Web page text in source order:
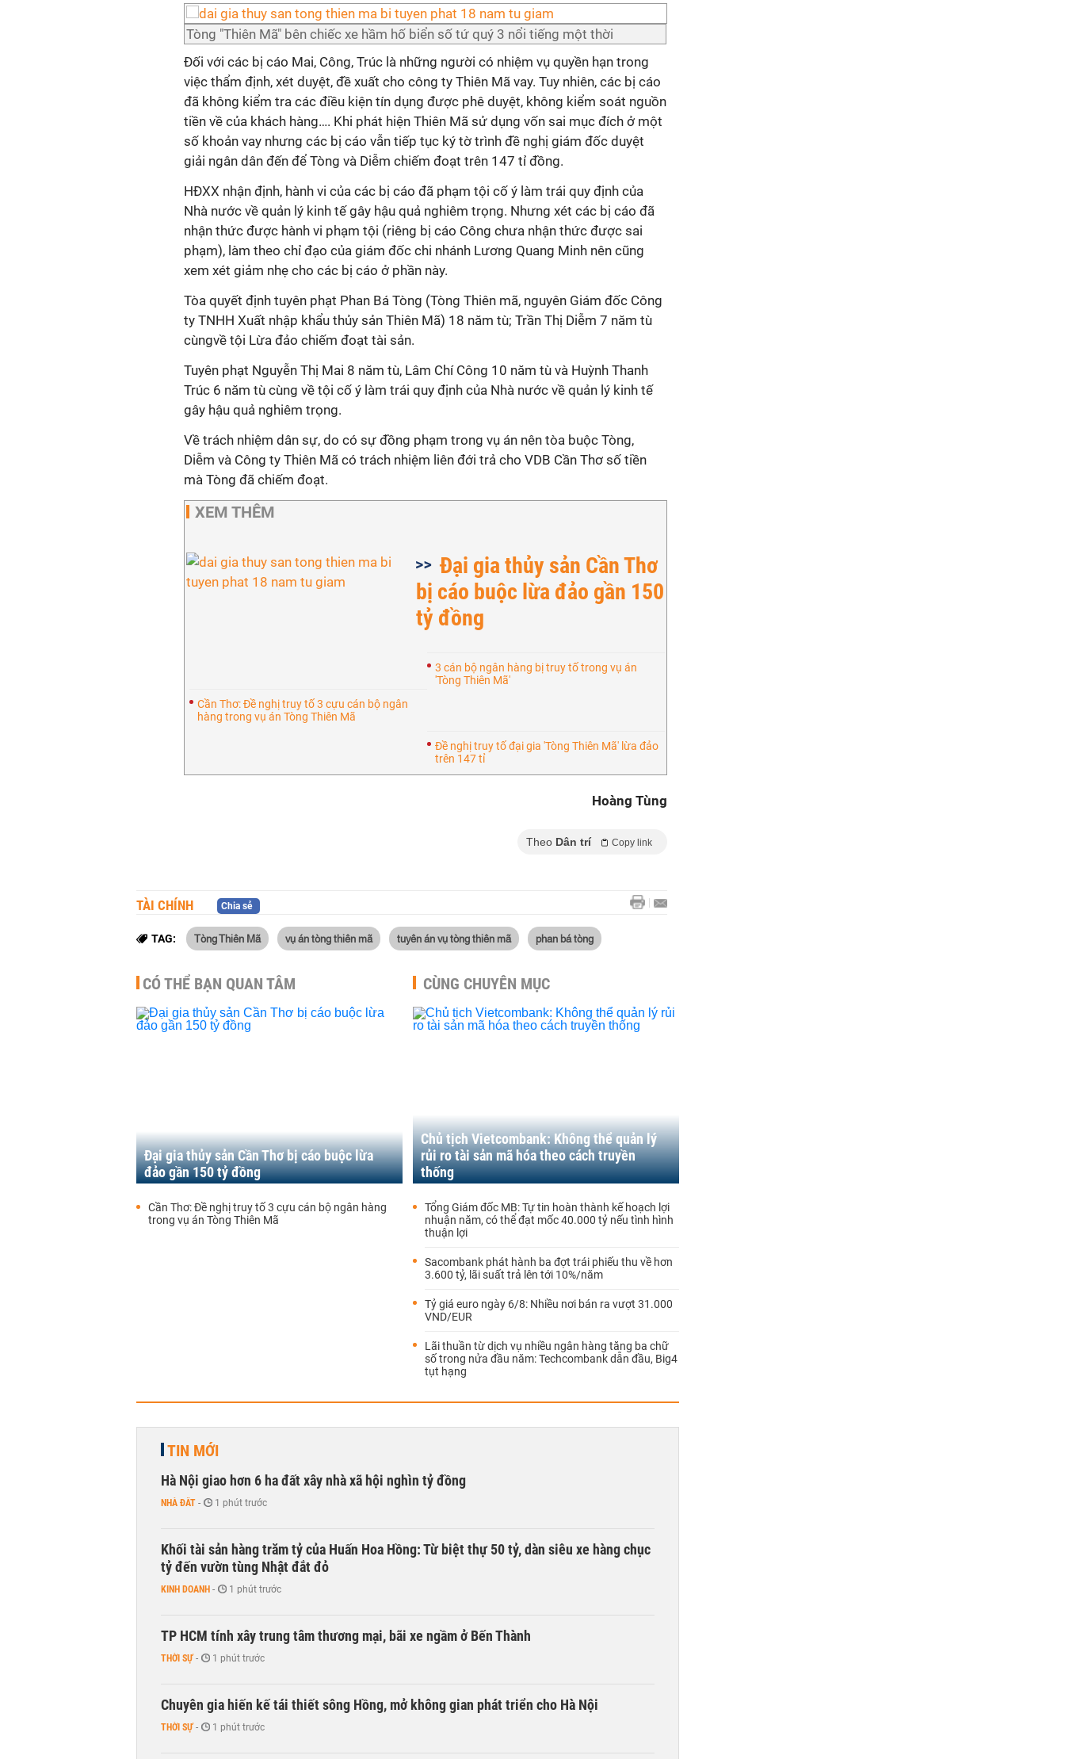
Tòng "Thiên Mã" bên chiếc xe hầm hố biển số tứ quý 3 nổi tiếng một thời
Đối với các bị cáo Mai, Công, Trúc là những người có nhiệm vụ quyền hạn trong
việc thẩm định, xét duyệt, đề xuất cho công ty Thiên Mã vay. Tuy nhiên, các bị cáo
đã không kiểm tra các điều kiện tín dụng được phê duyệt, không kiểm soát nguồn
tiền về của khách hàng…. Khi phát hiện Thiên Mã sử dụng vốn sai mục đích ở một
số khoản vay nhưng các bị cáo vẫn tiếp tục ký tờ trình đề nghị giám đốc duyệt
giải ngân dân đến để Tòng và Diễm chiếm đoạt trên 147 tỉ đồng.
HĐXX nhận định, hành vi của các bị cáo đã phạm tội cố ý làm trái quy định của
Nhà nước về quản lý kinh tế gây hậu quả nghiêm trọng. Nhưng xét các bị cáo đã
nhận thức được hành vi phạm tội (riêng bị cáo Công chưa nhận thức được sai
phạm), làm theo chỉ đạo của giám đốc chi nhánh Lương Quang Minh nên cũng
xem xét giảm nhẹ cho các bị cáo ở phần này.
Tòa quyết định tuyên phạt Phan Bá Tòng (Tòng Thiên mã, nguyên Giám đốc Công
ty TNHH Xuất nhập khẩu thủy sản Thiên Mã) 18 năm tù; Trần Thị Diễm 7 năm tù
cùngvề tội Lừa đảo chiếm đoạt tài sản.
Tuyên phạt Nguyễn Thị Mai 8 năm tù, Lâm Chí Công 10 năm tù và Huỳnh Thanh
Trúc 6 năm tù cùng về tội cố ý làm trái quy định của Nhà nước về quản lý kinh tế
gây hậu quả nghiêm trọng.
Về trách nhiệm dân sự, do có sự đồng phạm trong vụ án nên tòa buộc Tòng,
Diễm và Công ty Thiên Mã có trách nhiệm liên đới trả cho VDB Cần Thơ số tiền
mà Tòng đã chiếm đoạt.
XEM THÊM
Đại gia thủy sản Cần Thơ
bị cáo buộc lừa đảo gần 150
tỷ đồng
3 cán bộ ngân hàng bị truy tố trong vụ án
'Tòng Thiên Mã'
Cần Thơ: Đề nghị truy tố 3 cựu cán bộ ngân
hàng trong vụ án Tòng Thiên Mã
Đề nghị truy tố đại gia 'Tòng Thiên Mã' lừa đảo
trên 147 tỉ
Hoàng Tùng
Theo Dân trí Copy link
TÀI CHÍNH Chia sẻ
TAG: Tòng Thiên Mã vụ án tòng thiên mã tuyên án vụ tòng thiên mã phan bá tòng
CÓ THỂ BẠN QUAN TÂM
Đại gia thủy sản Cần Thơ bị cáo buộc lừa
đảo gần 150 tỷ đồng
Cần Thơ: Đề nghị truy tố 3 cựu cán bộ ngân hàng
trong vụ án Tòng Thiên Mã
CÙNG CHUYÊN MỤC
Chủ tịch Vietcombank: Không thể quản lý
rủi ro tài sản mã hóa theo cách truyền
thống
Tổng Giám đốc MB: Tự tin hoàn thành kế hoạch lợi
nhuận năm, có thể đạt mốc 40.000 tỷ nếu tình hình
thuận lợi
Sacombank phát hành ba đợt trái phiếu thu về hơn
3.600 tỷ, lãi suất trả lên tới 10%/năm
Tỷ giá euro ngày 6/8: Nhiều nơi bán ra vượt 31.000
VND/EUR
Lãi thuần từ dịch vụ nhiều ngân hàng tăng ba chữ
số trong nửa đầu năm: Techcombank dẫn đầu, Big4
tụt hạng
TIN MỚI
Hà Nội giao hơn 6 ha đất xây nhà xã hội nghìn tỷ đồng
NHÀ ĐẤT - 1 phút trước
Khối tài sản hàng trăm tỷ của Huấn Hoa Hồng: Từ biệt thự 50 tỷ, dàn siêu xe hàng chục
tỷ đến vườn tùng Nhật đắt đỏ
KINH DOANH - 1 phút trước
TP HCM tính xây trung tâm thương mại, bãi xe ngầm ở Bến Thành
THỜI SỰ - 1 phút trước
Chuyên gia hiến kế tái thiết sông Hồng, mở không gian phát triển cho Hà Nội
THỜI SỰ - 1 phút trước